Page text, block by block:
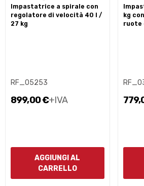
impastatrice a spirale con
regolatore di velocità 40 l /
27 kg
RF_05253
899,00 €+IVA
AGGIUNGI AL
CARRELLO
impastatrice a spirale 7 l 5
kg
ruote